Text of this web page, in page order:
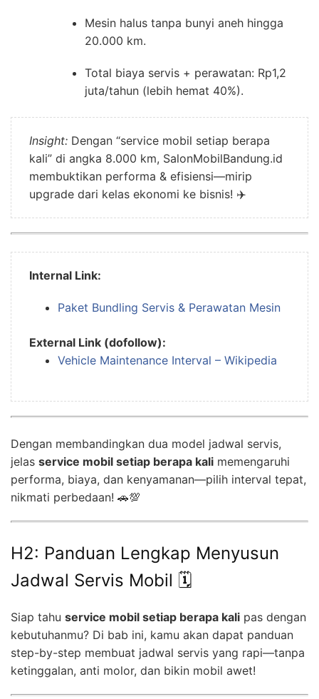
Mesin halus tanpa bunyi aneh hingga
20.000 km.
Total biaya servis + perawatan: Rp1,2
juta/tahun (lebih hemat 40%).
Insight: Dengan “service mobil setiap berapa
kali” di angka 8.000 km, SalonMobilBandung.id
membuktikan performa & efisiensi—mirip
upgrade dari kelas ekonomi ke bisnis! ✈️
Internal Link:
Paket Bundling Servis & Perawatan Mesin
External Link (dofollow):
Vehicle Maintenance Interval – Wikipedia
Dengan membandingkan dua model jadwal servis,
jelas service mobil setiap berapa kali memengaruhi
performa, biaya, dan kenyamanan—pilih interval tepat,
nikmati perbedaan! 🚗💯
H2: Panduan Lengkap Menyusun
Jadwal Servis Mobil 🗓️
Siap tahu service mobil setiap berapa kali pas dengan
kebutuhanmu? Di bab ini, kamu akan dapat panduan
step-by-step membuat jadwal servis yang rapi—tanpa
ketinggalan, anti molor, dan bikin mobil awet!